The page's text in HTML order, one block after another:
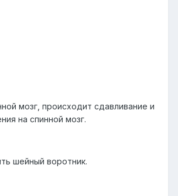
мозг, происходит сдавливание и
на спинной мозг.
шейный воротник.